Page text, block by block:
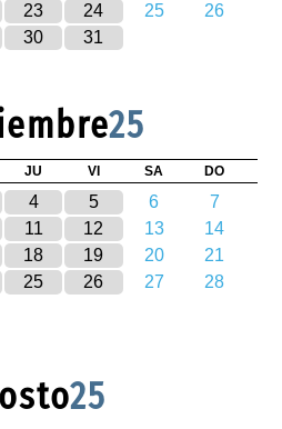
23 24 25
26
30 31
25
JU VI SA DO
4 5 6
7
11 12 13
14
18 19 20
21
25 26 27
28
25